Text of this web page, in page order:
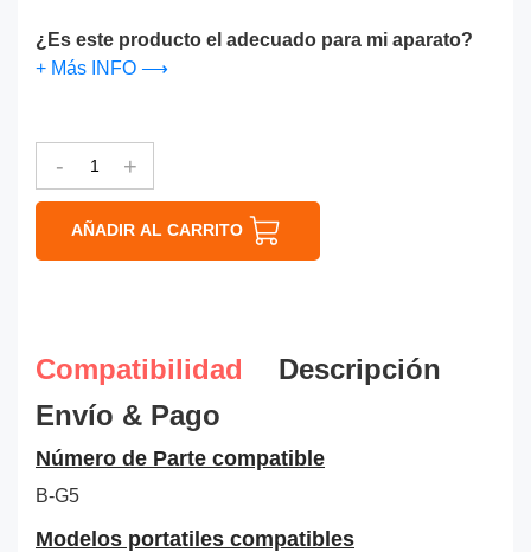
¿Es este producto el adecuado para mi aparato?
+ Más INFO ⟶
- +
AÑADIR AL CARRITO
Compatibilidad
Descripción
Envío & Pago
Número de Parte compatible
B-G5
Modelos portatiles compatibles